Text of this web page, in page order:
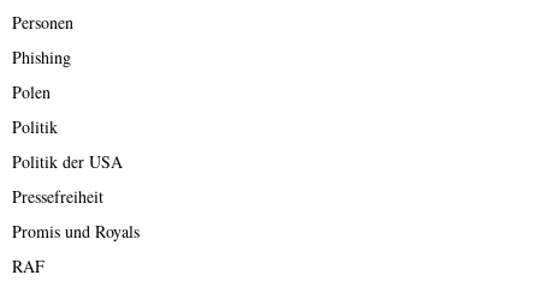
Personen
Phishing
Polen
Politik
Politik der USA
Pressefreiheit
Promis und Royals
RAF